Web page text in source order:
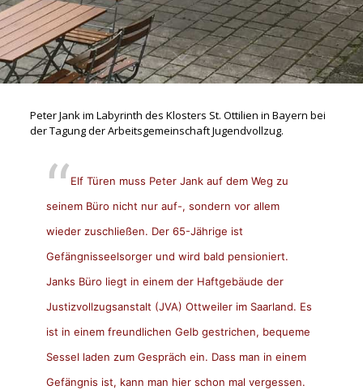
Peter Jank im Labyrinth des Klosters St. Ottilien in Bayern bei
der Tagung der Arbeitsgemeinschaft Jugendvollzug.
Elf Türen muss Peter Jank auf dem Weg zu
seinem Büro nicht nur auf-, sondern vor allem
wieder zuschließen. Der 65-Jährige ist
Gefängnisseelsorger und wird bald pensioniert.
Janks Büro liegt in einem der Haftgebäude der
Justizvollzugsanstalt (JVA) Ottweiler im Saarland. Es
ist in einem freundlichen Gelb gestrichen, bequeme
Sessel laden zum Gespräch ein. Dass man in einem
Gefängnis ist, kann man hier schon mal vergessen.